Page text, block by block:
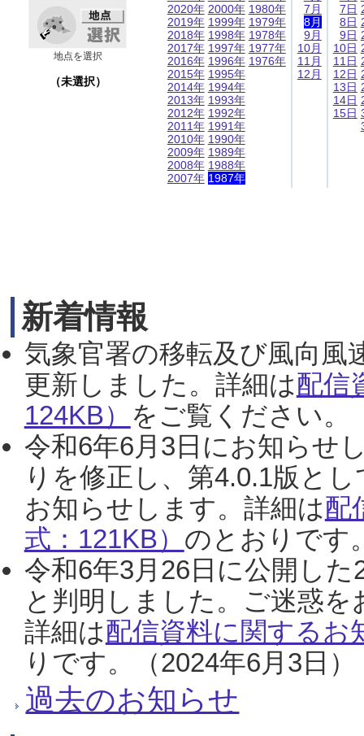
地点を選択
（未選択）
2020年
2019年
2018年
2017年
2016年
2015年
2014年
2013年
2012年
2011年
2010年
2009年
2008年
2007年
2000年
1999年
1998年
1997年
1996年
1995年
1994年
1993年
1992年
1991年
1990年
1989年
1988年
1987年
1980年
1979年
1978年
1977年
1976年
7月
8月
9月
10月
11月
12月
7日
8日
9日
10日
11日
12日
13日
14日
15日
新着情報
気象官署の移転及び風向風
更新しました。詳細は配信
124KB） をご覧ください。
令和6年6月3日にお知らせ
りを修正し、第4.0.1版と
お知らせします。詳細は配
式：121KB） のとおりです
令和6年3月26日に公開し
と判明しました。ご迷惑
詳細は配信資料に関するお
りです。（2024年6月3日）
過去のお知らせ